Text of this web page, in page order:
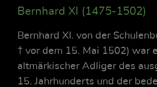
Bernhard XI (1475-1502)
Bernhard XI. von der
† vor dem 15. Mai 1502) war
altmärkischer Adliger des
15. Jahrhunderts und der